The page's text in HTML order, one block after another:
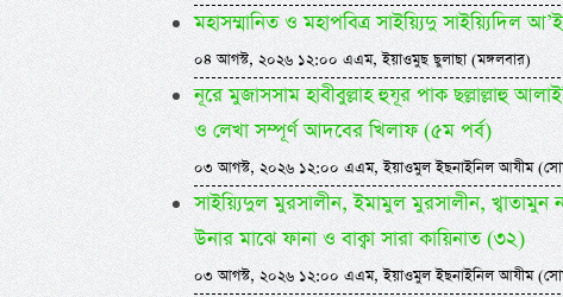
মহাসম্মানিত ও মহাপবিত্র সাইয়্যিদু
০৪ আগস্ট, ২০২৬ ১২:০০ এএম, ইয়াওমুছ ছুলাছা (মঙ্গলবার)
নূরে মুজাসসাম হাবীবুল্লাহ হুযূর পাক ছল্লাল্লাহু
ও লেখা সম্পূর্ণ আদবের খিলাফ (৫ম পর্ব)
০৩ আগস্ট, ২০২৬ ১২:০০ এএম, ইয়াওমুল ইছনাইনিল আযীম
সাইয়্যিদুল মুরসালীন, ইমামুল মুরসালীন, খ্বাতামুন
উনার মাঝে ফানা ও বাক্বা সারা কায়িনাত (৩২)
০৩ আগস্ট, ২০২৬ ১২:০০ এএম, ইয়াওমুল ইছনাইনিল আযীম